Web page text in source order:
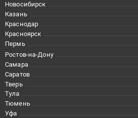
Новосибирск
Казань
Краснодар
Красноярск
Пермь
Ростов-на-Дону
Самара
Саратов
Тверь
Тула
Тюмень
Уфа